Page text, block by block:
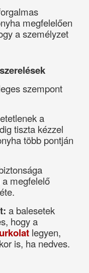
megfelelően
a személyzet
szempont
a
tiszta kézzel
több pontján
megfelelő
a balesetek
hogy a
legyen,
is, ha nedves.